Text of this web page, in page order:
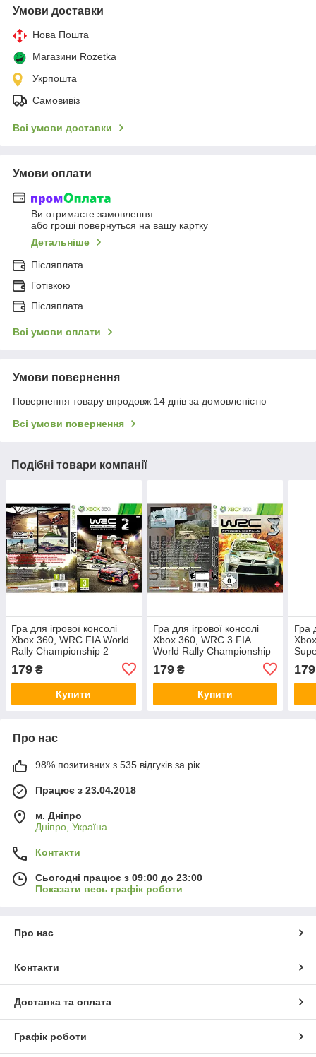
Умови доставки
Нова Пошта
Магазини Rozetka
Укрпошта
Самовивіз
Всі умови доставки
Умови оплати
Ви отримаєте замовлення
або гроші повернуться на вашу картку
Детальніше
Післяплата
Готівкою
Післяплата
Всі умови оплати
Умови повернення
Повернення товару впродовж 14 днів за домовленістю
Всі умови повернення
Подібні товари компанії
Гра для ігрової консолі
Xbox 360, WRC FIA World
Rally Championship 2
(росська версія, LT 3.0, LT
2.0)
179 ₴
Купити
Гра для ігрової консолі
Xbox 360, WRC 3 FIA
World Rally Championship
179₴
Купити
Гра
3.0,
179
Про нас
98% позитивних з 535 відгуків за рік
Працює з 23.04.2018
м. Дніпро
Дніпро, Україна
Контакти
Сьогодні працює з 09:00 до 23:00
Показати весь графік роботи
Про нас
Контакти
Доставка та оплата
Графік роботи